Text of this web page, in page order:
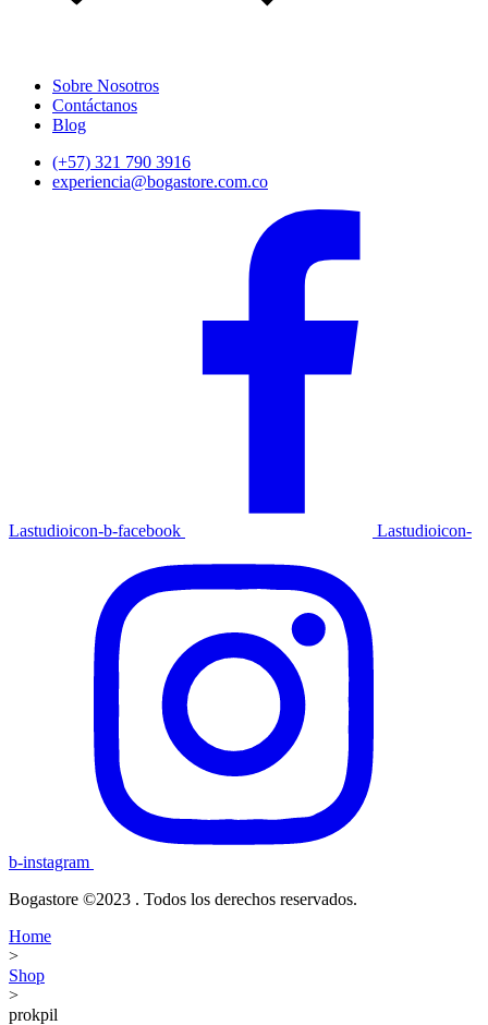
Sobre Nosotros
Contáctanos
Blog
(+57) 321 790 3916
experiencia@bogastore.com.co
Lastudioicon-b-facebook Lastudioicon-
b-instagram
Bogastore ©2023 . Todos los derechos reservados.
Home
>
Shop
>
prokpil